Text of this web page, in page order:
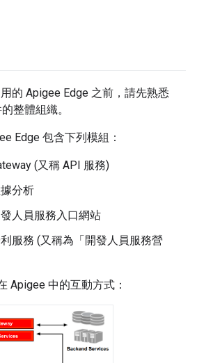
的 Apigee Edge 之前，請先熟悉
整體組織。
Edge 包含下列模組：
(又稱 API 服務)
分析
人員服務入口網站
服務 (又稱為「開發人員服務營
Apigee 中的互動方式：